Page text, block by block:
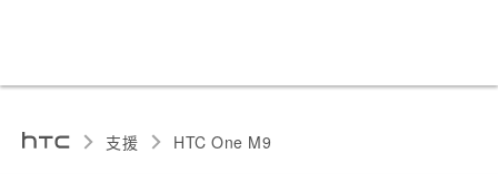
支援 HTC One M9‎